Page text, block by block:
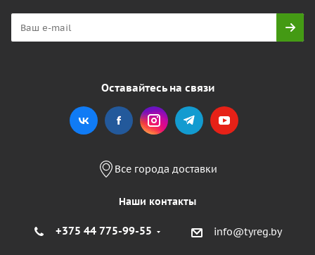
Оставайтесь на связи
Все города доставки
Наши контакты
+375 44 775-99-55 info@tyreg.by